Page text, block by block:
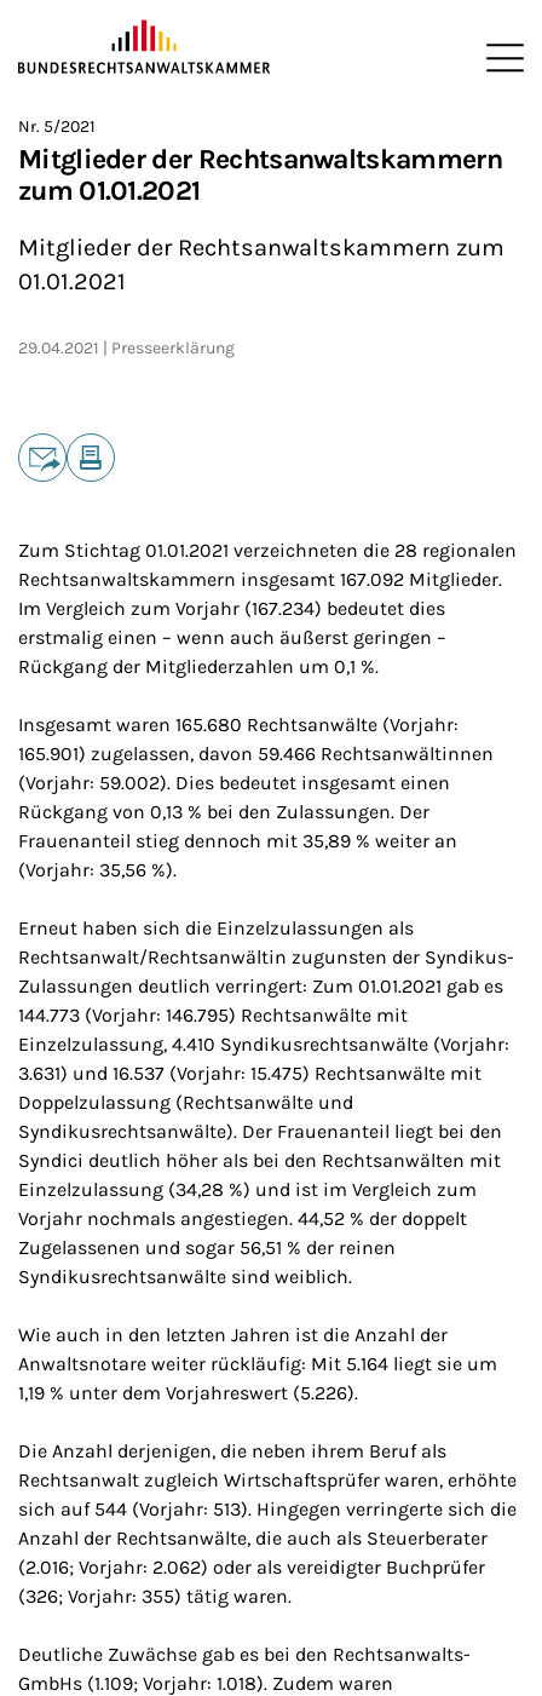
ZUM HAUPTINHALT SPRINGEN
Sie befinden sich hier:
>
Startseite
Nr. 5/2021
Mitglieder der Rechtsanwaltskammern
zum 01.01.2021
Mitglieder der Rechtsanwaltskammern zum
01.01.2021
29.04.2021 Presseerklärung
Teilen
Zum Stichtag 01.01.2021 verzeichneten die 28 regionalen
Rechtsanwaltskammern insgesamt 167.092 Mitglieder.
Im Vergleich zum Vorjahr (167.234) bedeutet dies
erstmalig einen – wenn auch äußerst geringen –
Rückgang der Mitgliederzahlen um 0,1 %.
Insgesamt waren 165.680 Rechtsanwälte (Vorjahr:
165.901) zugelassen, davon 59.466 Rechtsanwältinnen
(Vorjahr: 59.002). Dies bedeutet insgesamt einen
Rückgang von 0,13 % bei den Zulassungen. Der
Frauenanteil stieg dennoch mit 35,89 % weiter an
(Vorjahr: 35,56 %).
Erneut haben sich die Einzelzulassungen als
Rechtsanwalt/Rechtsanwältin zugunsten der Syndikus-
Zulassungen deutlich verringert: Zum 01.01.2021 gab es
144.773 (Vorjahr: 146.795) Rechtsanwälte mit
Einzelzulassung, 4.410 Syndikusrechtsanwälte (Vorjahr:
3.631) und 16.537 (Vorjahr: 15.475) Rechtsanwälte mit
Doppelzulassung (Rechtsanwälte und
Syndikusrechtsanwälte). Der Frauenanteil liegt bei den
Syndici deutlich höher als bei den Rechtsanwälten mit
Einzelzulassung (34,28 %) und ist im Vergleich zum
Vorjahr nochmals angestiegen. 44,52 % der doppelt
Zugelassenen und sogar 56,51 % der reinen
Syndikusrechtsanwälte sind weiblich.
Wie auch in den letzten Jahren ist die Anzahl der
Anwaltsnotare weiter rückläufig: Mit 5.164 liegt sie um
1,19 % unter dem Vorjahreswert (5.226).
Die Anzahl derjenigen, die neben ihrem Beruf als
Rechtsanwalt zugleich Wirtschaftsprüfer waren, erhöhte
sich auf 544 (Vorjahr: 513). Hingegen verringerte sich die
Anzahl der Rechtsanwälte, die auch als Steuerberater
(2.016; Vorjahr: 2.062) oder als vereidigter Buchprüfer
(326; Vorjahr: 355) tätig waren.
Deutliche Zuwächse gab es bei den Rechtsanwalts-
GmbHs (1.109; Vorjahr: 1.018). Zudem waren